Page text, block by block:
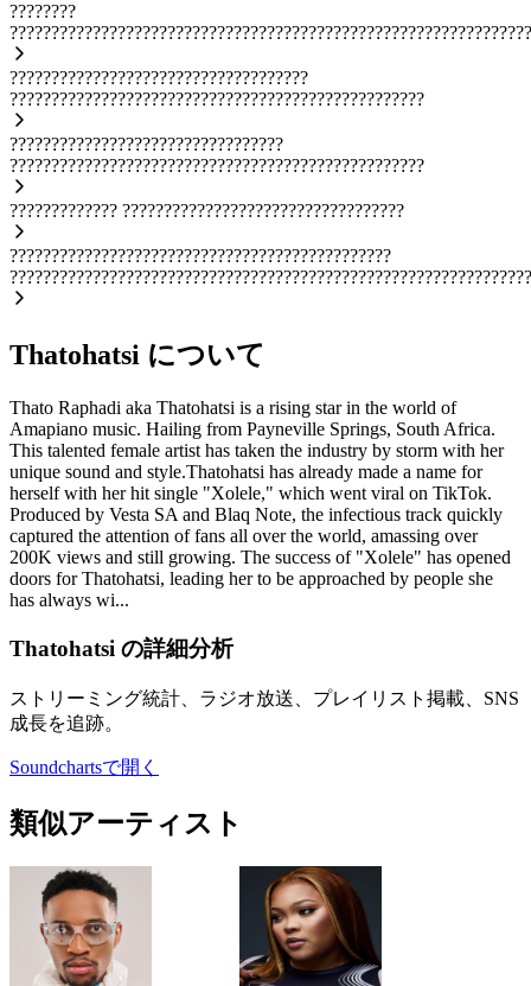
????????
????????????????????????????????????
??????????????????????????????????????????????????
?????????????????????????????????
??????????????????????????????????????????????????
????????????? ??????????????????????????????????
??????????????????????????????????????????????
Thatohatsi について
Thato Raphadi aka Thatohatsi is a rising star in the world of
Amapiano music. Hailing from Payneville Springs, South Africa.
This talented female artist has taken the industry by storm with her
unique sound and style.Thatohatsi has already made a name for
herself with her hit single "Xolele," which went viral on TikTok.
Produced by Vesta SA and Blaq Note, the infectious track quickly
captured the attention of fans all over the world, amassing over
200K views and still growing. The success of "Xolele" has opened
doors for Thatohatsi, leading her to be approached by people she
has always wi...
Thatohatsi の詳細分析
ストリーミング統計、ラジオ放送、プレイリスト掲載、SNS
成長を追跡。
Soundchartsで開く
類似アーティスト